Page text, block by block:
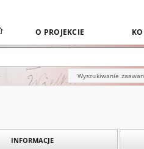
O PROJEKCIE
Wyszukiwanie
INFORMACJE